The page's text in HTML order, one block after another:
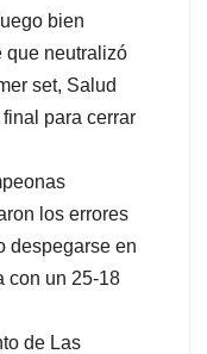
bien
que neutralizó
set, Salud
para cerrar
los errores
despegarse en
con un 25-18
de Las